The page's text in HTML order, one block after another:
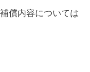
償内容については